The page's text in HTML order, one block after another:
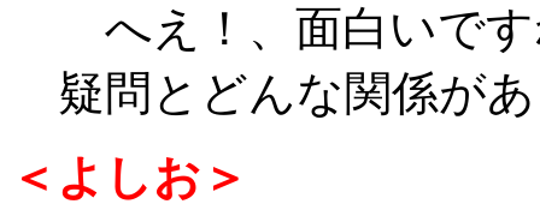
へえ！、面白いで
疑問とどんな関係が
＜よしお＞